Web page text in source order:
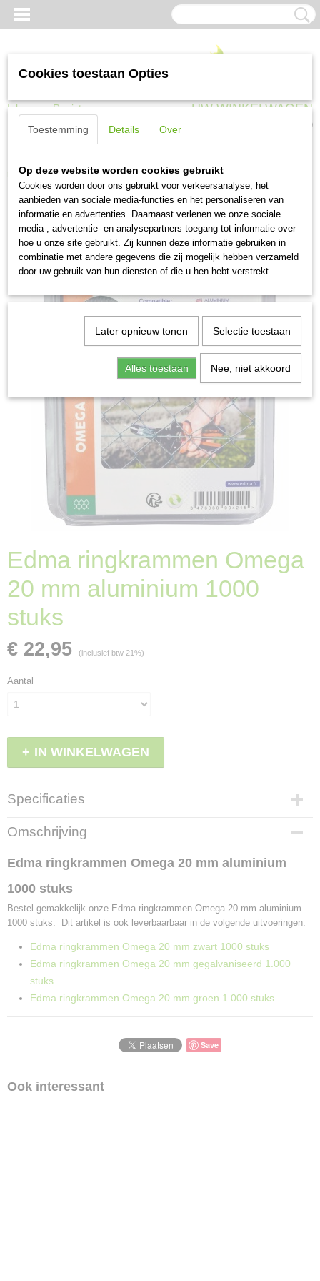
Inloggen Registreren UW WINKELWAGEN
(0)
ringkrammen Omega 20 mm aluminium 1000 stuks
Edma ringkrammen Omega
20 mm aluminium 1000
stuks
€ 22,95 (inclusief btw 21%)
Aantal
IN WINKELWAGEN
Specificaties
Productcode
LBS - F42101
EAN code
3476060004215
Omschrijving
Edma ringkrammen Omega 20 mm aluminium
1000 stuks
Bestel gemakkelijk onze Edma ringkrammen Omega 20 mm aluminium
1000 stuks. Dit artikel is ook leverbaarbaar in de volgende uitvoeringen:
Edma ringkrammen Omega 20 mm zwart 1000 stuks
Edma ringkrammen Omega 20 mm gegalvaniseerd 1.000
stuks
Edma ringkrammen Omega 20 mm groen 1.000 stuks
Save
Ook interessant
Cookies toestaan Opties
Toestemming Details Over
Op deze website worden cookies gebruikt
Cookies worden door ons gebruikt voor verkeersanalyse, het
aanbieden van sociale media-functies en het personaliseren van
informatie en advertenties. Daarnaast verlenen we onze sociale
media-, advertentie- en analysepartners toegang tot informatie over
hoe u onze site gebruikt. Zij kunnen deze informatie gebruiken in
combinatie met andere gegevens die zij mogelijk hebben verzameld
door uw gebruik van hun diensten of die u hen hebt verstrekt.
Later opnieuw tonen Selectie toestaan
Alles toestaan Nee, niet akkoord